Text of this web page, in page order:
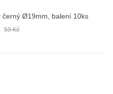
černý Ø19mm, balení 10ks
59 Kč